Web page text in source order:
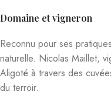
Domaine et vigneron
Reconnu pour ses
naturelle. Nicolas Maillet,
Aligoté à travers des
du terroir.